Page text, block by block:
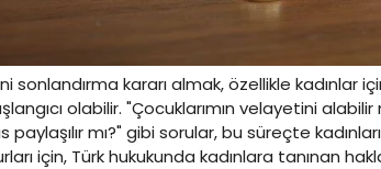
sonlandırma kararı almak, özellikle kadınlar
olabilir. "Çocuklarımın velayetini
paylaşılır mı?" gibi sorular, bu süreçte
için, Türk hukukunda kadınlara tanınan